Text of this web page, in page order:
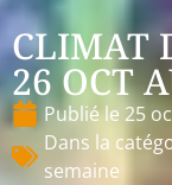
CLIMAT
26 OCT
Publié le 25
Dans la
semaine